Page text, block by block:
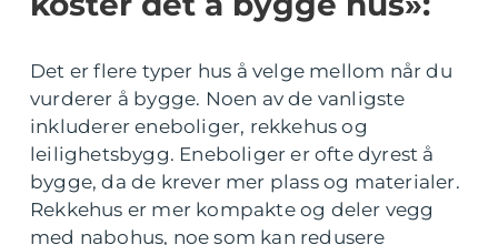
Det er flere typer hus å velge mellom når du
vurderer å bygge. Noen av de vanligste
inkluderer eneboliger, rekkehus og
leilighetsbygg. Eneboliger er ofte dyrest å
bygge, da de krever mer plass og materialer.
Rekkehus er mer kompakte og deler vegg
med nabohus, noe som kan redusere